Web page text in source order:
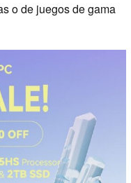
o de juegos de gama